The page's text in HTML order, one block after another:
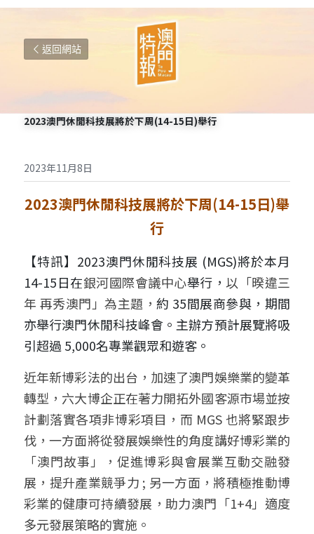
返回網站
2023澳門休閒科技展將於下周(14-15日)舉行
2023年11月8日
2023澳門休閒科技展將於下周(14-15日)舉
行
【特訊】2023澳門休閒科技展 (MGS)將於本月
14-15日在銀河國際會議中心舉行， 以「暌違三
年 再秀澳門」為主題，約 35間展商參與，期間
亦舉行澳門休閒科技峰會。主辦方預計展覽將吸
引超過 5,000名專業觀眾和遊客。
近年新博彩法的出台，加速了澳門娛樂業的變革
轉型，六大博企正在著力開拓外國客源市場並按
計劃落實各項非博彩項目，而 MGS 也將緊跟步
伐，一方面將從發展娛樂性的角度講好博彩業的
「澳門故事」，促進博彩與會展業互動交融發
展，提升產業競爭力 ; 另一方面，將積極推動博
彩業的健康可持續發展，助力澳門「1+4」適度
多元發展策略的實施。